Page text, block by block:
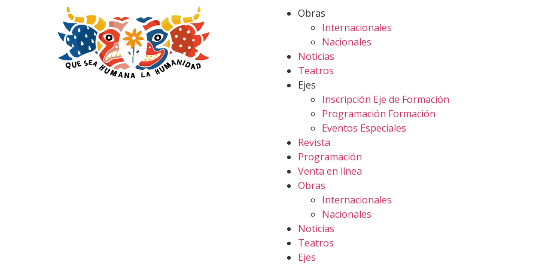
Obras
Internacionales
Nacionales
Noticias
Teatros
Ejes
Inscripción Eje de Formación
Programación Formación
Eventos Especiales
Revista
Programación
Venta en línea
Obras
Internacionales
Nacionales
Noticias
Teatros
Ejes